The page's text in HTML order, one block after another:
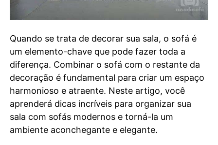
Quando se trata de decorar sua sala, o sofá é
um elemento-chave que pode fazer toda a
diferença. Combinar o sofá com o restante da
decoração é fundamental para criar um espaço
harmonioso e atraente. Neste artigo, você
aprenderá dicas incríveis para organizar sua
sala com sofás modernos e torná-la um
ambiente aconchegante e elegante.